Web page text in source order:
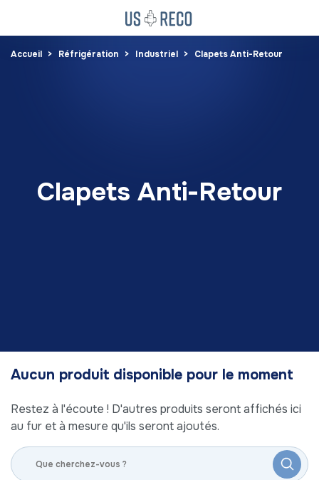
Accueil Réfrigération Industriel Clapets Anti-Retour
Clapets Anti-Retour
Aucun produit disponible pour le moment
Restez à l'écoute ! D'autres produits seront affichés ici
au fur et à mesure qu'ils seront ajoutés.